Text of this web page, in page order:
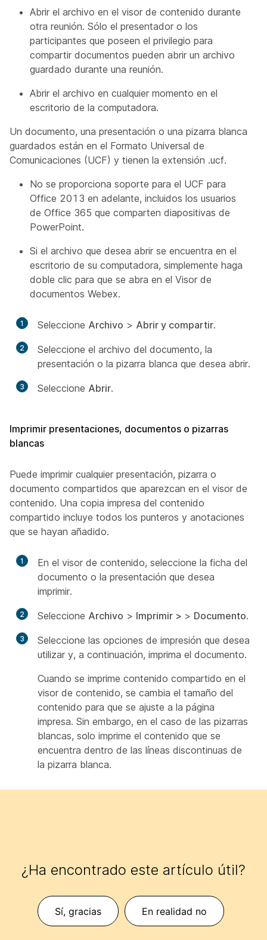
Abrir el archivo en el visor de contenido durante
otra reunión. Sólo el presentador o los
participantes que poseen el privilegio para
compartir documentos pueden abrir un archivo
guardado durante una reunión.
Abrir el archivo en cualquier momento en el
escritorio de la computadora.
Un documento, una presentación o una pizarra blanca
guardados están en el Formato Universal de
Comunicaciones (UCF) y tienen la extensión .ucf.
No se proporciona soporte para el UCF para
Office 2013 en adelante, incluidos los usuarios
de Office 365 que comparten diapositivas de
PowerPoint.
Si el archivo que desea abrir se encuentra en el
escritorio de su computadora, simplemente haga
doble clic para que se abra en el Visor de
documentos Webex.
1 Seleccione Archivo > Abrir y compartir.
2
Seleccione el archivo del documento, la
presentación o la pizarra blanca que desea abrir.
3 Seleccione Abrir.
Imprimir presentaciones, documentos o pizarras
blancas
Puede imprimir cualquier presentación, pizarra o
documento compartidos que aparezcan en el visor de
contenido. Una copia impresa del contenido
compartido incluye todos los punteros y anotaciones
que se hayan añadido.
1
En el visor de contenido, seleccione la ficha del
documento o la presentación que desea
imprimir.
2 Seleccione Archivo > Imprimir > > Documento.
3
Seleccione las opciones de impresión que desea
utilizar y, a continuación, imprima el documento.
Cuando se imprime contenido compartido en el
visor de contenido, se cambia el tamaño del
contenido para que se ajuste a la página
impresa. Sin embargo, en el caso de las pizarras
blancas, solo imprime el contenido que se
encuentra dentro de las líneas discontinuas de
la pizarra blanca.
¿Ha encontrado este artículo útil?
Sí, gracias En realidad no